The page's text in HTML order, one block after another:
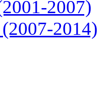
2007)
2014)